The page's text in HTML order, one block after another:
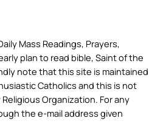
Mass Readings, Prayers,
plan to read bible, Saint of the
note that this site is maintained
Catholics and this is not
Organization. For any
the e-mail address given